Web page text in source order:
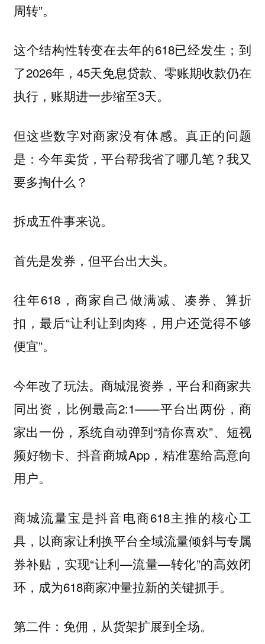
周转”。
这个结构性转变在去年的618已经发生；到
了2026年，45天免息贷款、零账期收款仍在
执行，账期进一步缩至3天。
但这些数字对商家没有体感。真正的问题
是：今年卖货，平台帮我省了哪几笔？我又
要多掏什么？
拆成五件事来说。
首先是发券，但平台出大头。
往年618，商家自己做满减、凑券、算折
扣，最后“让利让到肉疼，用户还觉得不够
便宜”。
今年改了玩法。商城混资券，平台和商家共
同出资，比例最高2:1——平台出两份，商
家出一份，系统自动弹到“猜你喜欢”、短视
频好物卡、抖音商城App，精准塞给高意向
用户。
商城流量宝是抖音电商618主推的核心工
具，以商家让利换平台全域流量倾斜与专属
券补贴，实现“让利—流量—转化”的高效闭
环，成为618商家冲量拉新的关键抓手。
第二件：免佣，从货架扩展到全场。